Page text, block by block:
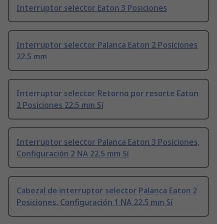
Interruptor selector Eaton 3 Posiciones
Interruptor selector Palanca Eaton 2 Posiciones
22.5 mm
Interruptor selector Retorno por resorte Eaton
2 Posiciones 22.5 mm Sí
Interruptor selector Palanca Eaton 3 Posiciones,
Configuración 2 NA 22.5 mm Sí
Cabezal de interruptor selector Palanca Eaton 2
Posiciones, Configuración 1 NA 22.5 mm Sí